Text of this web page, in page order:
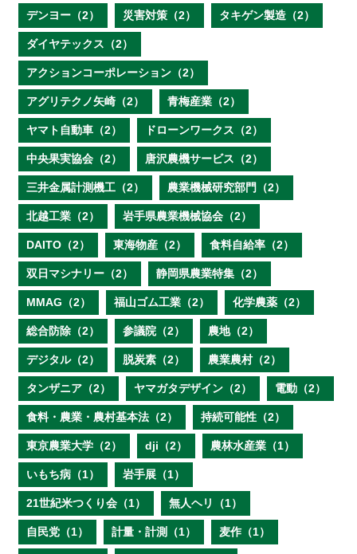
デンヨー（2） 災害対策（2） タキゲン製造（2）
ダイヤテックス（2）
アクションコーポレーション（2）
アグリテクノ矢崎（2） 青梅産業（2）
ヤマト自動車（2） ドローンワークス（2）
中央果実協会（2） 唐沢農機サービス（2）
三井金属計測機工（2） 農業機械研究部門（2）
北越工業（2） 岩手県農業機械協会（2）
DAITO（2） 東海物産（2） 食料自給率（2）
双日マシナリー（2） 静岡県農業特集（2）
MMAG（2） 福山ゴム工業（2） 化学農薬（2）
総合防除（2） 参議院（2） 農地（2）
デジタル（2） 脱炭素（2） 農業農村（2）
タンザニア（2） ヤマガタデザイン（2） 電動（2）
食料・農業・農村基本法（2） 持続可能性（2）
東京農業大学（2） dji（2） 農林水産業（1）
いもち病（1） 岩手展（1）
21世紀米つくり会（1） 無人ヘリ（1）
自民党（1） 計量・計測（1） 麦作（1）